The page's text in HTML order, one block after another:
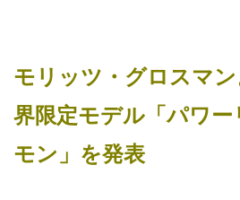
モリッツ・グロスマ
界限定モデル「パワ
モン」を発表